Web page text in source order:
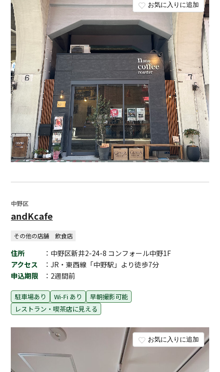
お気に入りに追加
お気に入りに追加
中野区
andKcafe
その他の店舗 飲食店
住所
：中野区新井2-24-8 コンフォール中野1F
アクセス
：JR・東西線「中野駅」より徒歩7分
申込期限
：2週間前
駐車場あり Wi-Fi あり
早朝撮影可能
レストラン・喫茶店に見える